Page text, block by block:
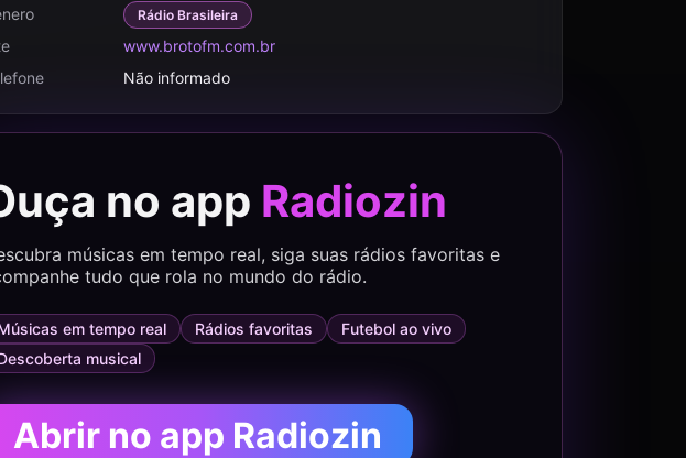
Rádio Brasileira
www.brotofm.com.br
Não informado
no app Radiozin
músicas em tempo real, siga suas rádios favoritas e
tudo que rola no mundo do rádio.
em tempo real Rádios favoritas
Futebol ao vivo
musical
Abrir no app Radiozin